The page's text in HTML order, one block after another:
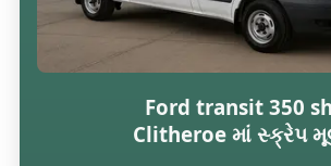
Ford transit 350
Clitheroe માં સ્ક્રેપ